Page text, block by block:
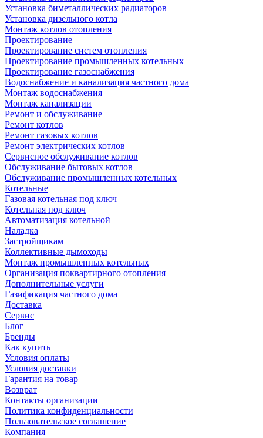
Установка биметаллических радиаторов
Установка дизельного котла
Монтаж котлов отопления
Проектирование
Проектирование систем отопления
Проектирование промышленных котельных
Проектирование газоснабжения
Водоснабжение и канализация частного дома
Монтаж водоснабжения
Монтаж канализации
Ремонт и обслуживание
Ремонт котлов
Ремонт газовых котлов
Ремонт электрических котлов
Сервисное обслуживание котлов
Обслуживание бытовых котлов
Обслуживание промышленных котельных
Котельные
Газовая котельная под ключ
Котельная под ключ
Автоматизация котельной
Наладка
Застройщикам
Коллективные дымоходы
Монтаж промышленных котельных
Организация поквартирного отопления
Дополнительные услуги
Газификация частного дома
Доставка
Сервис
Блог
Бренды
Как купить
Условия оплаты
Условия доставки
Гарантия на товар
Возврат
Контакты организации
Политика конфиденциальности
Пользовательское соглашение
Компания